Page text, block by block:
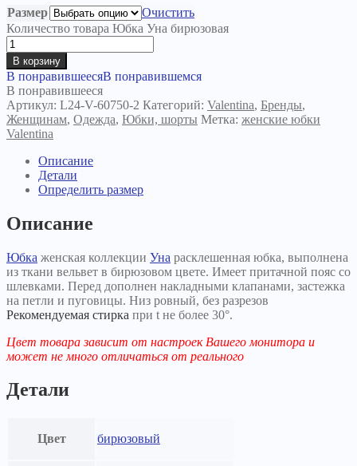
Размер
Очистить
Количество товара Юбка Уна бирюзовая
В корзину
В понравившеесяВ понравившемся
В понравившееся
Артикул: L24-V-60750-2 Категорий: Valentina, Бренды,
Женщинам, Одежда, Юбки, шорты Метка: женские юбки
Valentina
Описание
Детали
Определить размер
Описание
Юбка женская коллекции Уна расклешенная юбка, выполнена
из ткани вельвет в бирюзовом цвете. Имеет притачной пояс со
шлевками. Перед дополнен накладными клапанами, застежка
на петли и пуговицы. Низ ровный, без разрезов
Рекомендуемая стирка при t не более 30°.
Цвет товара зависит от настроек Вашего монитора и
может не много отличаться от реального
Детали
Цвет бирюзовый